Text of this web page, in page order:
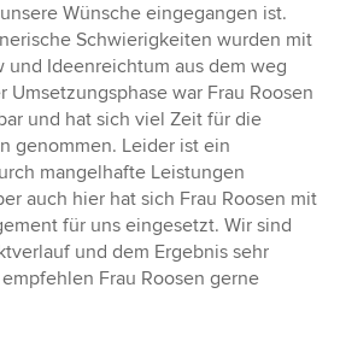
Wünsche eingegangen ist.
Schwierigkeiten wurden mit
und Ideenreichtum aus dem weg
Umsetzungsphase war Frau Roosen
und hat sich viel Zeit für die
genommen. Leider ist ein
mangelhafte Leistungen
auch hier hat sich Frau Roosen mit
für uns eingesetzt. Wir sind
und dem Ergebnis sehr
Frau Roosen gerne